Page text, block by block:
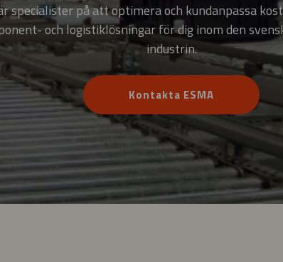
special­ister på att optim­era och kund­­anpassa
och logistik­­lösningar för dig inom den
industrin.
Kontakta ESMA